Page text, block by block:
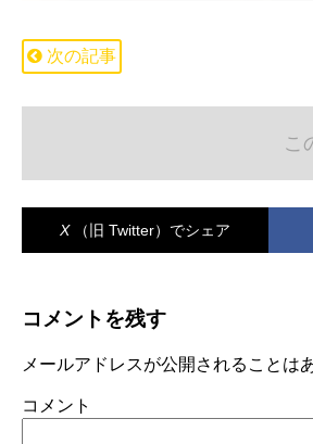
次の記事
こ
X （旧 Twitter） でシェア
コメントを残す
メールアドレスが公開されることは
コメント